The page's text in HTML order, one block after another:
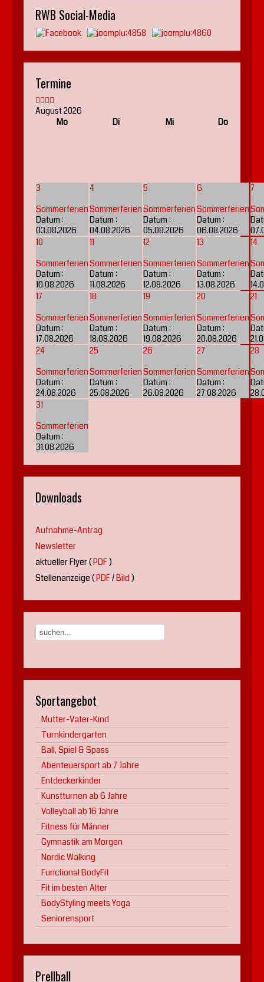
RWB Social-Media
Termine
August 2026
Mo
Di Mi Do
3
Sommerferien
Datum :
03.08.2026
4
Sommerferien
Datum :
04.08.2026
5
Sommerferien
Datum :
05.08.2026
6
Sommerferien
Datum :
06.08.2026
7
10
Sommerferien
Datum :
10.08.2026
11
Sommerferien
Datum :
11.08.2026
12
Sommerferien
Datum :
12.08.2026
13
Sommerferien
Datum :
13.08.2026
14
17
Sommerferien
Datum :
17.08.2026
18
Sommerferien
Datum :
18.08.2026
19
Sommerferien
Datum :
19.08.2026
20
Sommerferien
Datum :
20.08.2026
21
24
Sommerferien
Datum :
24.08.2026
25
Sommerferien
Datum :
25.08.2026
26
Sommerferien
Datum :
26.08.2026
27
Sommerferien
Datum :
27.08.2026
28
31
Sommerferien
Datum :
31.08.2026
Downloads
Aufnahme-Antrag
Newsletter
aktueller Flyer (PDF)
Stellenanzeige (PDF/Bild )
Sportangebot
Mutter-Vater-Kind
Turnkindergarten
Ball, Spiel & Spass
Abenteuersport ab 7 Jahre
Entdeckerkinder
Kunstturnen ab 6 Jahre
Volleyball ab 16 Jahre
Fitness für Männer
Gymnastik am Morgen
Nordic Walking
Functional BodyFit
Fit im besten Alter
BodyStyling meets Yoga
Seniorensport
Prellball